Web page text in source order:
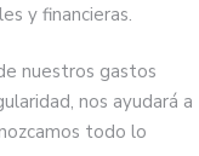
y financieras.
nuestros gastos
nos ayudará a
todo lo